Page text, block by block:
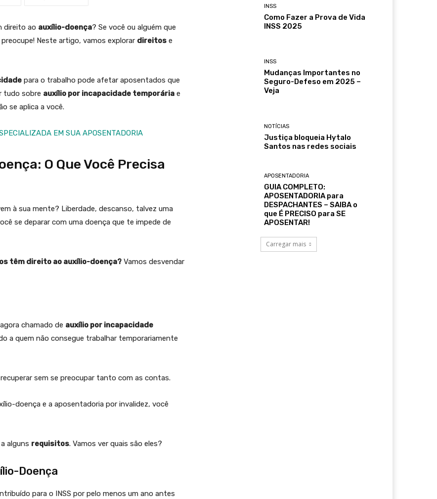
direito ao auxílio-doença? Se você ou alguém que
Neste artigo, vamos explorar direitos e
para o trabalho pode afetar aposentados que
tudo sobre auxílio por incapacidade temporária e
se aplica a você.
EM SUA APOSENTADORIA
O Que Você Precisa
à sua mente? Liberdade, descanso, talvez uma
se deparar com uma doença que te impede de
têm direito ao auxílio-doença? Vamos desvendar
chamado de auxílio por incapacidade
a quem não consegue trabalhar temporariamente
sem se preocupar tanto com as contas.
doença e a aposentadoria por invalidez, você
alguns requisitos. Vamos ver quais são eles?
Doença
para o INSS por pelo menos um ano antes
INSS
Como Fazer a Prova de Vida
INSS 2025
INSS
Mudanças Importantes no
Seguro-Defeso em 2025 –
Veja
NOTÍCIAS
Justiça bloqueia Hytalo
Santos nas redes sociais
APOSENTADORIA
GUIA COMPLETO:
APOSENTADORIA para
DESPACHANTES – SAIBA o
que É PRECISO para SE
APOSENTAR!
Carregar mais